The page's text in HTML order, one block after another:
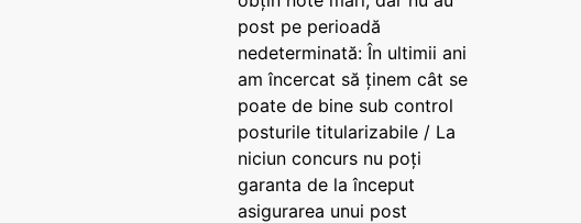
post pe perioadă
nedeterminată: În ultimii ani
am încercat să ținem cât se
poate de bine sub control
posturile titularizabile / La
niciun concurs nu poți
garanta de la început
asigurarea unui post